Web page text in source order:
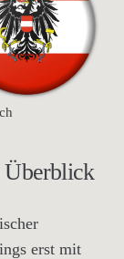
Überblick
erst mit